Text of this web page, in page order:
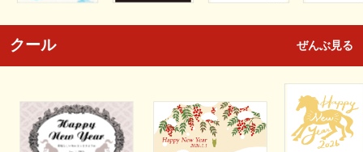
クール ぜんぶ見る